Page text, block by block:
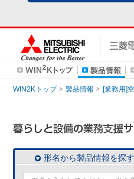
WIN2Kトップ 製品情報 [業務用]
形名から製品情報を探す